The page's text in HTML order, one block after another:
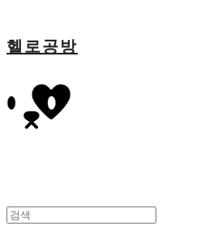
헬로공방